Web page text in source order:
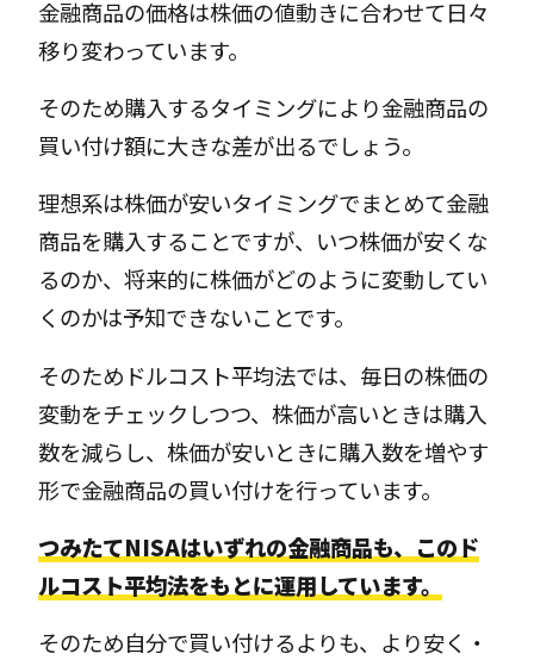
金融商品の価格は株価の値動きに合わせて日々
移り変わっています。
そのため購入するタイミングにより金融商品の
買い付け額に大きな差が出るでしょう。
理想系は株価が安いタイミングでまとめて金融
商品を購入することですが、いつ株価が安くな
るのか、将来的に株価がどのように変動してい
くのかは予知できないことです。
そのためドルコスト平均法では、毎日の株価の
変動をチェックしつつ、株価が高いときは購入
数を減らし、株価が安いときに購入数を増やす
形で金融商品の買い付けを行っています。
つみたてNISAはいずれの金融商品も、このド
ルコスト平均法をもとに運用しています。
そのため自分で買い付けるよりも、より安く・